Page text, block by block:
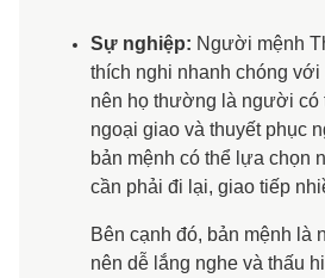
Sự nghiệp: Người mệnh
thích nghi nhanh chóng
nên họ thường là người có
ngoại giao và thuyết phục
bản mệnh có thể lựa chọn
cần phải đi lại, giao tiếp
Bên cạnh đó, bản mệnh là
nên dễ lắng nghe và thấu